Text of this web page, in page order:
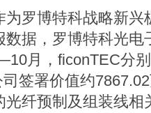
为罗博特科战略新
据，罗博特科光
月，ficonTEC分
签署价值约
光纤预制及组装线相